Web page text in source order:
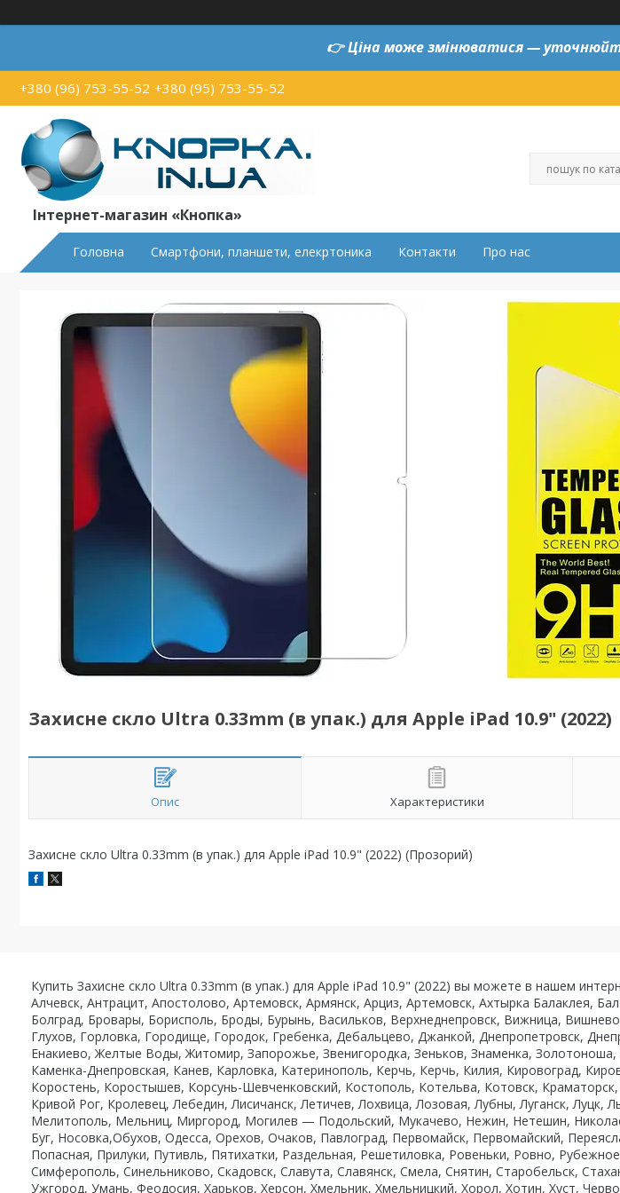
👉Ціна може змінюватися —
+380 (96) 753-55-52 +380 (95) 753-55-52
Інтернет-магазин «Кнопка»
Головна Смартфони, планшети, елекртоника Контакти Про нас
Захисне скло Ultra 0.33mm (в упак.) для Apple iPad 10.9" (2022)
Опис Характеристики
Захисне скло Ultra 0.33mm (в упак.) для Apple iPad 10.9" (2022) (Прозорий)
Купить Захисне скло Ultra 0.33mm (в упак.) для Apple iPad 10.9" (2022) вы можете в нашем
Алчевск, Антрацит, Апостолово, Артемовск, Армянск, Арциз, Артемовск, Ахтырка Балаклея,
Болград, Бровары, Борисполь, Броды, Бурынь, Васильков, Верхнеднепровск, Вижница,
Глухов, Горловка, Городище, Городок, Гребенка, Дебальцево, Джанкой, Днепропетровск,
Енакиево, Желтые Воды, Житомир, Запорожье, Звенигородка, Зеньков, Знаменка,
Каменка-Днепровская, Канев, Карловка, Катеринополь, Керчь, Керчь, Килия, Кировоград,
Коростень, Коростышев, Корсунь-Шевченковский, Костополь, Котельва, Котовск,
Кривой Рог, Кролевец, Лебедин, Лисичанск, Летичев, Лохвица, Лозовая, Лубны, Луганск,
Мелитополь, Мельниц, Миргород, Могилев — Подольский, Мукачево, Нежин, Нетешин,
Буг, Носовка,Обухов, Одесса, Орехов, Очаков, Павлоград, Первомайск, Первомайский,
Попасная, Прилуки, Путивль, Пятихатки, Раздельная, Решетиловка, Ровеньки, Ровно,
Симферополь, Синельниково, Скадовск, Славута, Славянск, Смела, Снятин, Старобельск,
Ужгород, Умань, Феодосия, Харьков, Херсон, Хмельник, Хмельницкий, Хорол, Хотин, Хуст,